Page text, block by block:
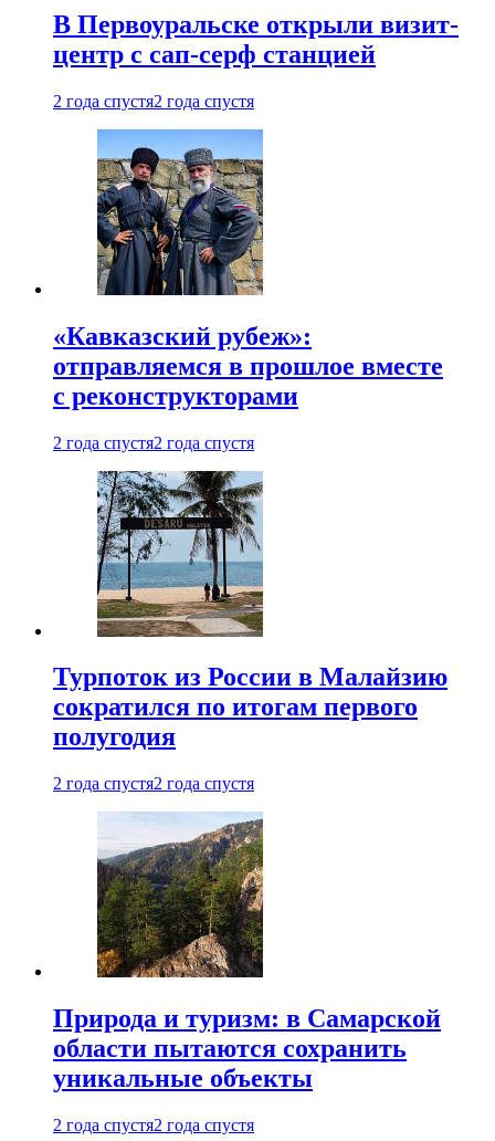
В Первоуральске открыли визит-
центр с сап-серф станцией
2 года спустя2 года спустя
«Кавказский рубеж»:
отправляемся в прошлое вместе
с реконструкторами
2 года спустя2 года спустя
Турпоток из России в Малайзию
сократился по итогам первого
полугодия
2 года спустя2 года спустя
Природа и туризм: в Самарской
области пытаются сохранить
уникальные объекты
2 года спустя2 года спустя